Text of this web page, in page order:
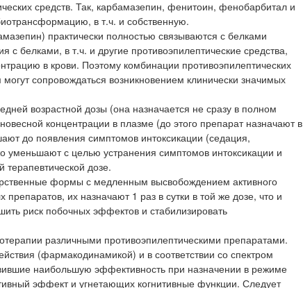
средств. Так, карбамазепин, фенитоин, фенобарбитал и
в т.ч. и собственную.
практически полностью связываются с белками
белками, в т.ч. и другие противоэпилептические средства,
в крови. Поэтому комбинации противоэпилептических
сопровождаться возникновением клинически значимых
возрастной дозы (она назначается не сразу в полном
концентрации в плазме (до этого препарат назначают в
до появления симптомов интоксикации (седация,
уменьшают с целью устранения симптомов интоксикации и
дозе.
формы с медленным высвобождением активного
их назначают 1 раз в сутки в той же дозе, что и
риск побочных эффектов и стабилизировать
различными противоэпилептическими препаратами.
(фармакодинамикой) и в соответствии со спектром
наибольшую эффективность при назначении в режиме
эффект и угнетающих когнитивные функции. Следует